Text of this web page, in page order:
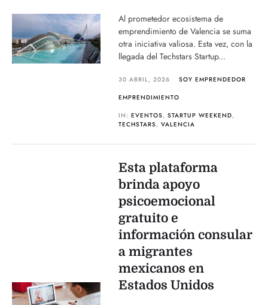
Al prometedor ecosistema de
emprendimiento de Valencia se suma
otra iniciativa valiosa. Esta vez, con la
llegada del Techstars Startup...
30 ABRIL, 2026
SOY EMPRENDEDOR
EMPRENDIMIENTO
IN:EVENTOS,STARTUP WEEKEND,
TECHSTARS,VALENCIA
Esta plataforma
brinda apoyo
psicoemocional
gratuito e
información consular
a migrantes
mexicanos en
Estados Unidos